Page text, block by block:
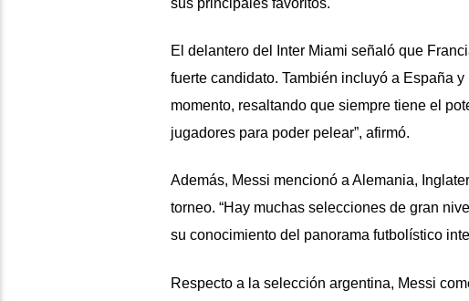
El delantero del Inter Miami señaló que
fuerte candidato. También incluyó a España
momento, resaltando que siempre tiene el
jugadores para poder pelear”, afirmó.
Además, Messi mencionó a Alemania,
torneo. “Hay muchas selecciones de gran
su conocimiento del panorama futbolístico
Respecto a la selección argentina, Messi